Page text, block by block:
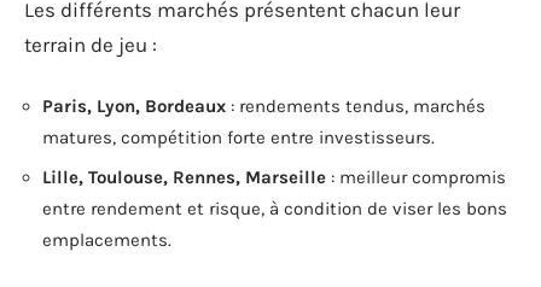
Les différents marchés présentent chacun leur
terrain de jeu :
Paris, Lyon, Bordeaux : rendements tendus, marchés
matures, compétition forte entre investisseurs.
Lille, Toulouse, Rennes, Marseille : meilleur compromis
entre rendement et risque, à condition de viser les bons
emplacements.